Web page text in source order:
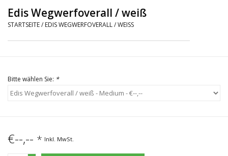
Headshop
CBD und Hanfextrakte
Edis Wegwerfoverall / weiß
STARTSEITE/ EDIS WEGWERFOVERALL / WEISS
Bitte wählen Sie: *
€--,-- * Inkl. MwSt.